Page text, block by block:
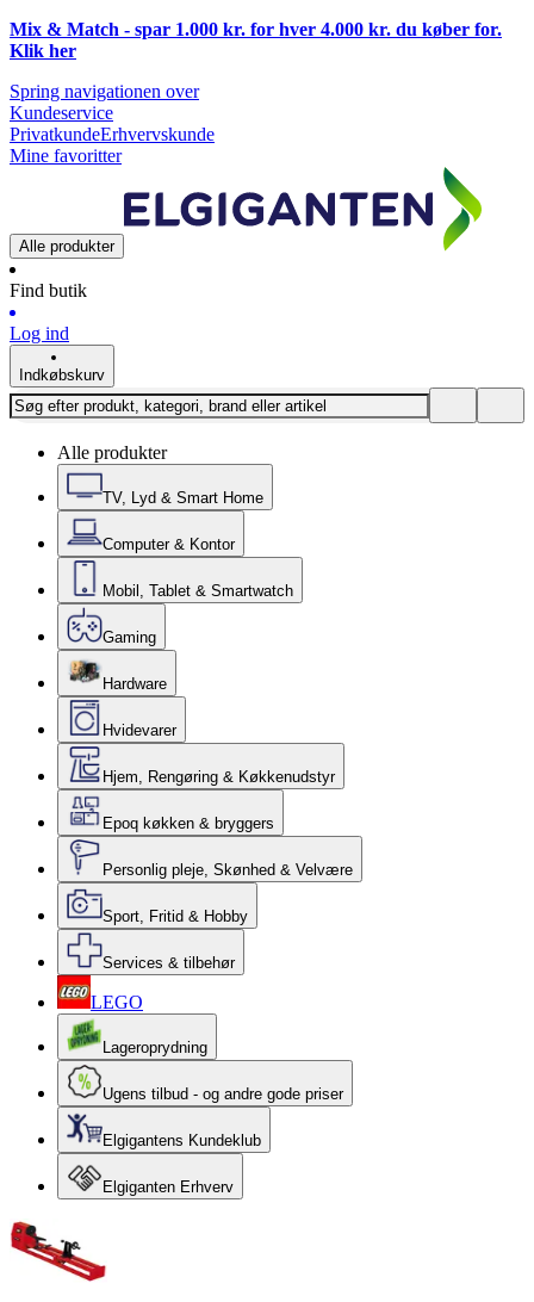
Mix & Match - spar 1.000 kr. for hver 4.000 kr. du køber for.
Klik her
Spring navigationen over
Kundeservice
PrivatkundeErhvervskunde
Mine favoritter
Alle produkter
Find butik
Log ind
Indkøbskurv
Alle produkter
TV, Lyd & Smart Home
Computer & Kontor
Mobil, Tablet & Smartwatch
Gaming
Hardware
Hvidevarer
Hjem, Rengøring & Køkkenudstyr
Epoq køkken & bryggers
Personlig pleje, Skønhed & Velvære
Sport, Fritid & Hobby
Services & tilbehør
LEGO
Lageroprydning
Ugens tilbud - og andre gode priser
Elgigantens Kundeklub
Elgiganten Erhverv